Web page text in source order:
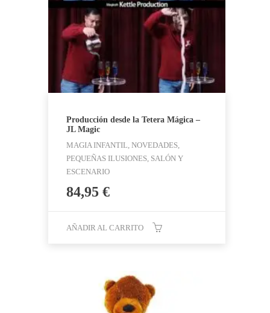
Producción desde la Tetera Mágica –
JL Magic
MAGIA INFANTIL, NOVEDADES,
PEQUEÑAS ILUSIONES, SALÓN Y
ESCENARIO
84,95 €
AÑADIR AL CARRITO